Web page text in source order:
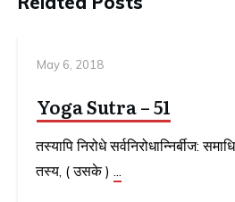
May 6, 2018
Yoga Sutra – 51
तस्यापि निरोधे सर्वनिरोधान्निर्बीज:
तस्य, ( उसके ) ...